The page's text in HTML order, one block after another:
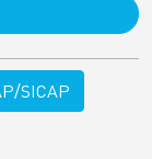
SICAP